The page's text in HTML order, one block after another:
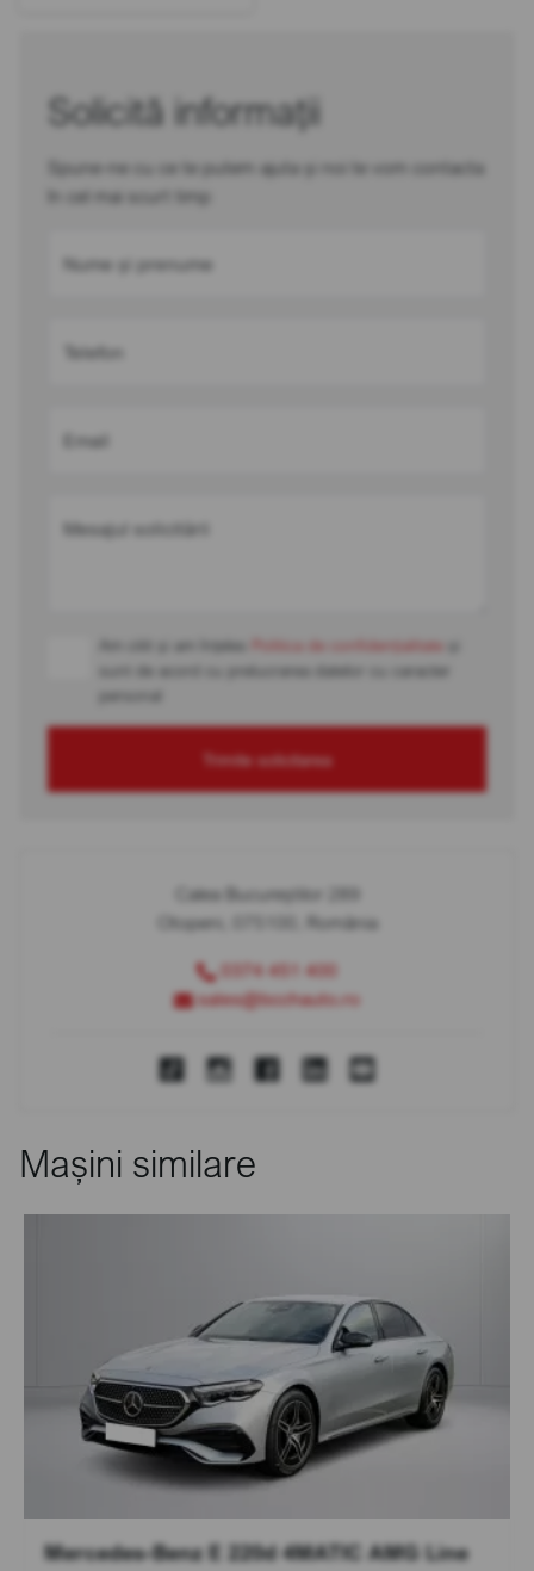
Solicită informații
Spune-ne cu ce te putem ajuta și noi te vom contacta
în cel mai scurt timp
Nume și prenume
Telefon
Email
Mesajul solicitării
Am citit și am înțeles Politica de confidențialitate
sunt de acord cu prelucrarea datelor cu caracter
personal
Trimite solicitarea
Calea Bucureștilor 289
Otopeni, 075100, România
0374 451 400
sales@bcchauto.ro
Mașini similare
Mercedes-Benz E 220d 4MATIC AMG Line